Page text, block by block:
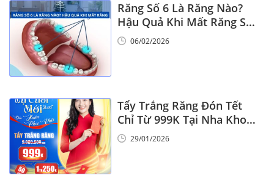
Răng Số 6 Là Răng Nào?
Hậu Quả Khi Mất Răng Số
6
06/02/2026
Tẩy Trắng Răng Đón Tết
Chỉ Từ 999K Tại Nha Khoa
Vinalign
29/01/2026